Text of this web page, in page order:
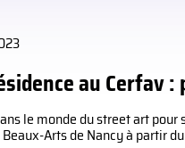
au Cerfav
le monde du street art
Arts de Nancy à partir